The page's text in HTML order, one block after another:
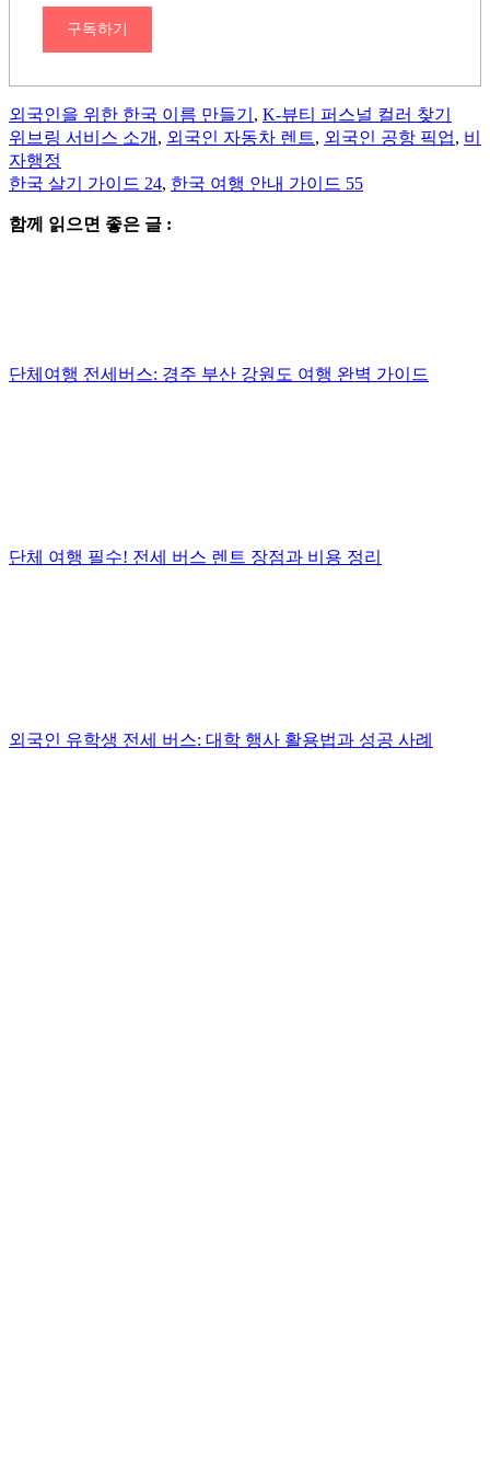
구독하기
외국인을 위한 한국 이름 만들기 , K-뷰티 퍼스널 컬러 찾기
위브링 서비스 소개 , 외국인 자동차 렌트, 외국인 공항 픽업, 비
자행정
한국 살기 가이드 24, 한국 여행 안내 가이드 55
함께 읽으면 좋은 글 :
단체여행 전세버스: 경주 부산 강원도 여행 완벽 가이드
단체 여행 필수! 전세 버스 렌트 장점과 비용 정리
외국인 유학생 전세 버스: 대학 행사 활용법과 성공 사례